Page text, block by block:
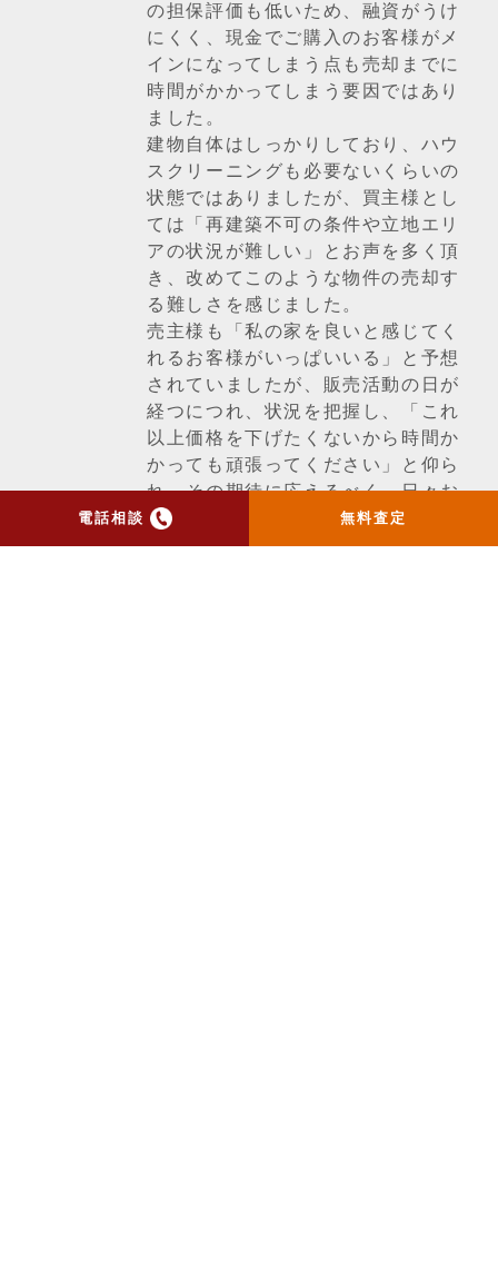
電話相談 無料査定
の担保評価も低いため、融資がうけ
にくく、現金でご購入のお客様がメ
インになってしまう点も売却までに
時間がかかってしまう要因ではあり
ました。
建物自体はしっかりしており、ハウ
スクリーニングも必要ないくらいの
状態ではありましたが、買主様とし
ては「再建築不可の条件や立地エリ
アの状況が難しい」とお声を多く頂
き、改めてこのような物件の売却す
る難しさを感じました。
売主様も「私の家を良いと感じてく
れるお客様がいっぱいいる」と予想
されていましたが、販売活動の日が
経つにつれ、状況を把握し、「これ
以上価格を下げたくないから時間か
かっても頑張ってください」と仰ら
れ、その期待に応えるべく、日々お
客様のご紹介やご案内等を重ね、何
とか良い買主様と出会うことができ